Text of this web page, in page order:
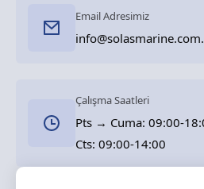
Email Adresimiz
Çalışma Saatleri
Pts → Cuma: 09:00-
Cts: 09:00-14:00